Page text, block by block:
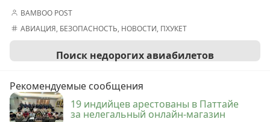
BAMBOO POST
АВИАЦИЯ, БЕЗОПАСНОСТЬ, НОВОСТИ, ПХУКЕТ
Поиск недорогих авиабилетов
Рекомендуемые сообщения
19 индийцев арестованы в Паттайе
за нелегальный онлайн-магазин